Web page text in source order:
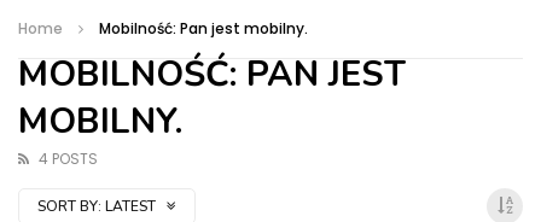
Home Mobilność: Pan jest mobilny.
MOBILNOŚĆ: PAN JEST
MOBILNY.
4 POSTS
SORT BY: LATEST